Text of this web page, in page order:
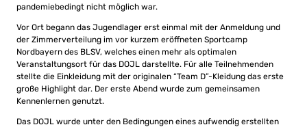
pandemiebedingt nicht möglich war.
Vor Ort begann das Jugendlager erst einmal mit der Anmeldung und
der Zimmerverteilung im vor kurzem eröffneten Sportcamp
Nordbayern des BLSV, welches einen mehr als optimalen
Veranstaltungsort für das DOJL darstellte. Für alle Teilnehmenden
stellte die Einkleidung mit der originalen “Team D”-Kleidung das erste
große Highlight dar. Der erste Abend wurde zum gemeinsamen
Kennenlernen genutzt.
Das DOJL wurde unter den Bedingungen eines aufwendig erstellten